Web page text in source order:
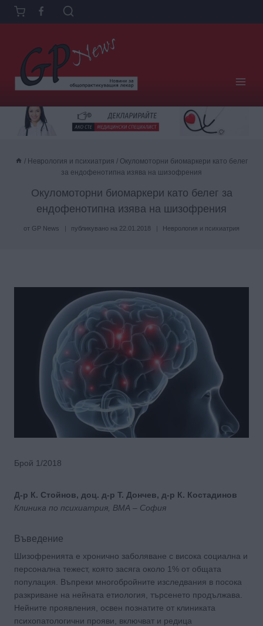
Към
съдържанието
/ Неврология и психиатрия / Окуломоторни биомаркери като белег
за ендофенотипна изява на шизофрения
Окуломоторни биомаркери като белег за
ендофенотипна изява на шизофрения
от GP News публикувано на 22.01.2018 Неврология и психиатрия
Брой 1/2018
Д-р К. Стойнов, доц. д-р Т. Дончев, д-р К. Костадинов
Клиника по психиатрия, ВМА – София
Въведение
Шизофренията е хронично заболяване с висока социална и
персонална тежест, която засяга около 1% от общата
популация. Въпреки многобройните изследвания в посока
разкриване на нейната етиология, търсенето продължава.
Нейните проявления, освен познатите от клиниката
психопатологични прояви, включват и редица